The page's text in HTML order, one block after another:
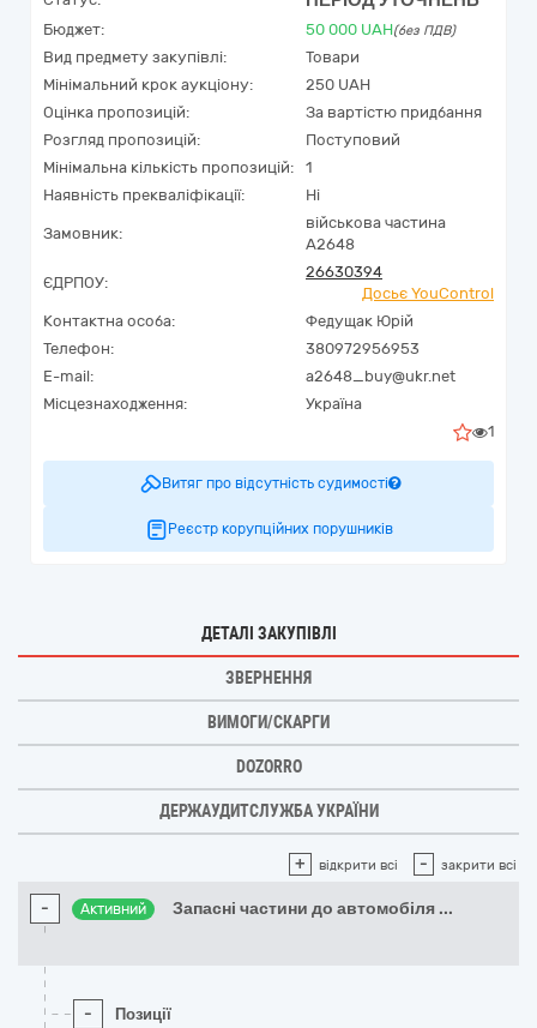
Бюджет: 50 000 UAH(без ПДВ)
Вид предмету закупівлі:
Товари
Мінімальний крок аукціону:
250 UAH
Оцінка пропозицій:
За вартістю придбання
Розгляд пропозицій:
Поступовий
Мінімальна кількість пропозицій:
1
Наявність прекваліфікації:
Ні
Замовник:
військова частина
А2648
ЄДРПОУ:
26630394
Досьє YouControl
Контактна особа:
Федущак Юрій
Телефон:
380972956953
E-mail:
a2648_buy@ukr.net
Місцезнаходження:
Україна
1
Витяг про відсутність судимості
Реєстр корупційних порушників
ДЕТАЛІ ЗАКУПІВЛІ
ЗВЕРНЕННЯ
ВИМОГИ/СКАРГИ
DOZORRO
ДЕРЖАУДИТСЛУЖБА УКРАЇНИ
+ відкрити всі - закрити всі
- Активний Запасні частини до автомобіля ...
- Позиції